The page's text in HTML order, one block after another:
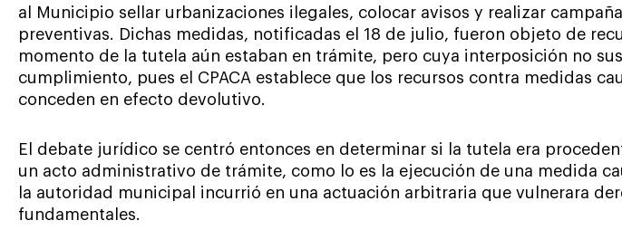
al Municipio sellar urbanizaciones ilegales, colocar avisos y realizar
preventivas. Dichas medidas, notificadas el 18 de julio, fueron objeto de
momento de la tutela aún estaban en trámite, pero cuya interposición no
cumplimiento, pues el CPACA establece que los recursos contra medidas
conceden en efecto devolutivo.
El debate jurídico se centró entonces en determinar si la tutela era
un acto administrativo de trámite, como lo es la ejecución de una medida
la autoridad municipal incurrió en una actuación arbitraria que vulnerara
fundamentales.